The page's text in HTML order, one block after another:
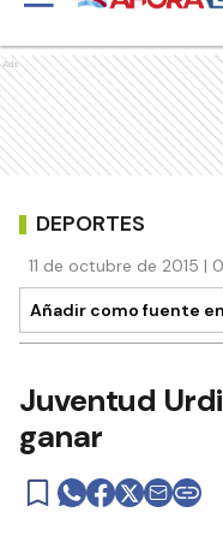
Ads
DEPORTES
11 de octubre de 2015 |
Añadir como fuente en
Juventud
ganar